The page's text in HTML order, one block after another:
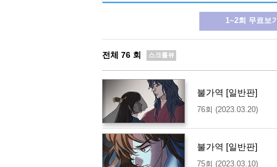
1~2회 무료보기
전체 76 회 스크롤뷰
불가역 [일반판]
76회 (2023.03.20)
불가역 [일반판]
75회 (2023.03.10)